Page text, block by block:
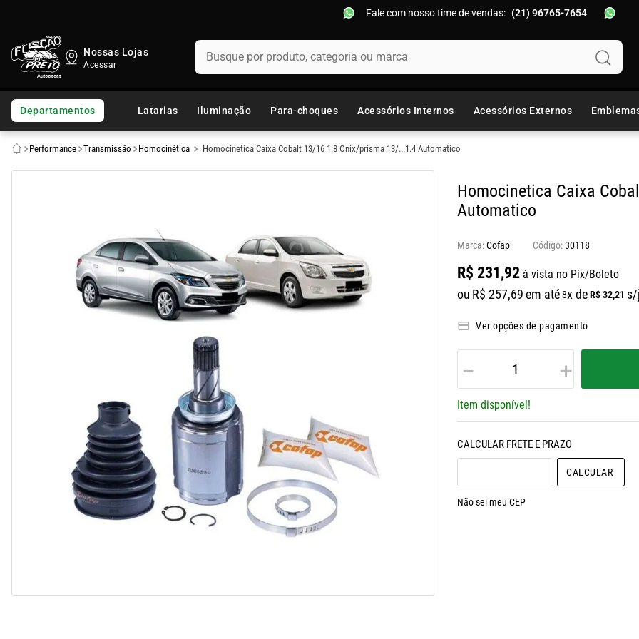
Fale com nosso time de vendas: (21) 96765-7654
Nossas Lojas Busque por produto, categoria ou marca
Departamentos Latarias Iluminação Para-choques Acessórios Internos Acessórios Externos
Performance Transmissão Homocinética Homocinetica Caixa Cobalt 13/16 1.8 Onix/prisma 13/...1.4 Automatico
Homocinetica Caixa
Automatico
Marca:Cofap 30118
R$ 231,92 à vista no Pix/Boleto
ou R$ 257,69em até8x deR$32,21
Ver opções de pagamento
＋
－
Item disponível!
Não sei meu CEP
TERMOS MAIS BUSCADOS
1º
fusca
2º
capo
6º
7º
opala
8º
uno
9º
celta
assoalho